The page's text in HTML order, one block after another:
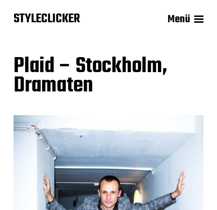
STYLECLICKER Menü
Plaid – Stockholm,
Dramaten